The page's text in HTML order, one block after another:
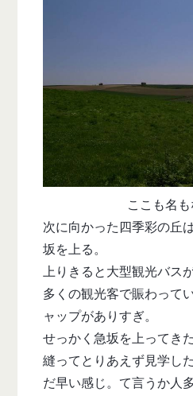
ここも名
次に向かった四季彩の丘
坂を上る。
上りきると大型観光バス
多くの観光客で賑わって
ャップがありすぎ。
せっかく急坂を上ってき
縫ってとりあえず見学し
だ早い感じ。て言うか人